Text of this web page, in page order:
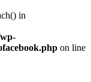
in
on line